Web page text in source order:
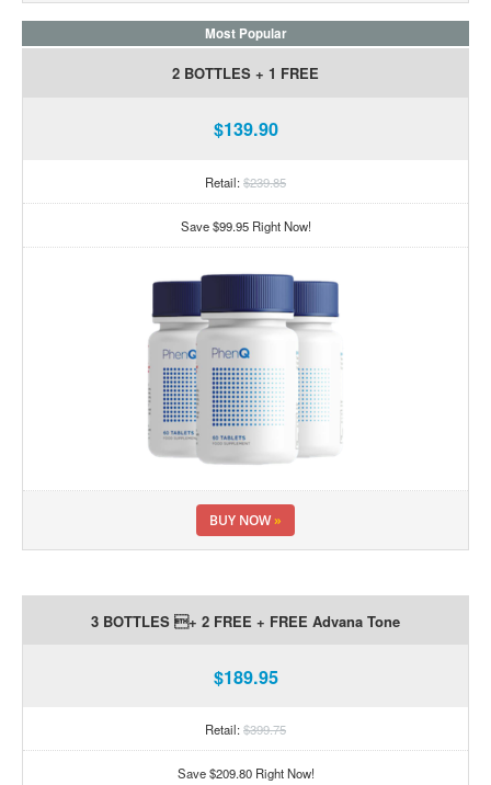
Most Popular
2 BOTTLES + 1 FREE
$139.90
Retail:$239.85
Save $99.95 Right Now!
BUY NOW»
3 BOTTLES + 2 FREE + FREE Advana Tone
$189.95
Retail:$399.75
Save $209.80 Right Now!